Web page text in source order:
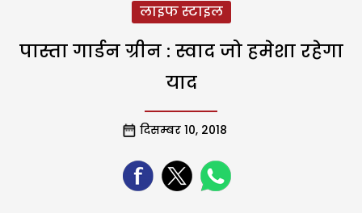
लाइफ स्टाइल
पास्ता गार्डन ग्रीन : स्वाद जो हमेशा रहेगा
याद
दिसम्बर 10, 2018